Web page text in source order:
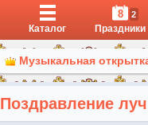
Каталог
8 2
Праздники
Музыкальная
Поздравление